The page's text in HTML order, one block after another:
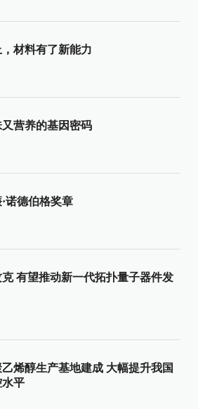
材料有了新能力
营养的基因密码
诺德伯格奖章
有望推动新一代拓扑量子器件发
烯醇生产基地建成 大幅提升我国
平